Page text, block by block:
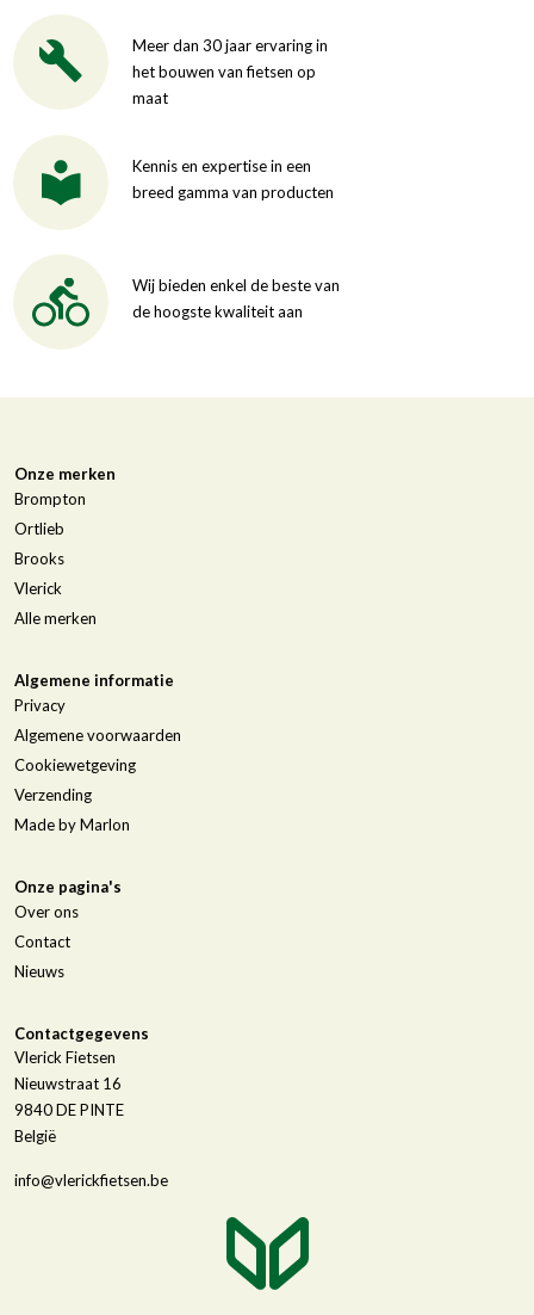
Meer dan 30 jaar ervaring in
het bouwen van fietsen op
maat
Kennis en expertise in een
breed gamma van producten
Wij bieden enkel de beste van
de hoogste kwaliteit aan
Onze merken
Brompton
Ortlieb
Brooks
Vlerick
Alle merken
Algemene informatie
Privacy
Algemene voorwaarden
Cookiewetgeving
Verzending
Made by Marlon
Onze pagina's
Over ons
Contact
Nieuws
Contactgegevens
Vlerick Fietsen
Nieuwstraat 16
9840DE PINTE
België
info@vlerickfietsen.be